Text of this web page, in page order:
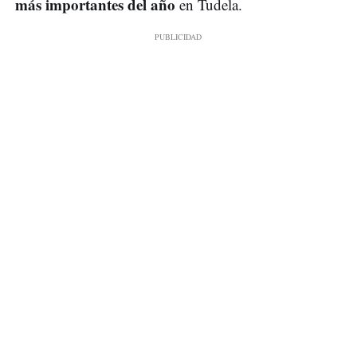
más importantes del año en Tudela.